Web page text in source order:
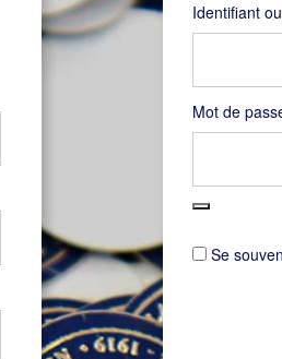
Identifiant
Mot de
Se